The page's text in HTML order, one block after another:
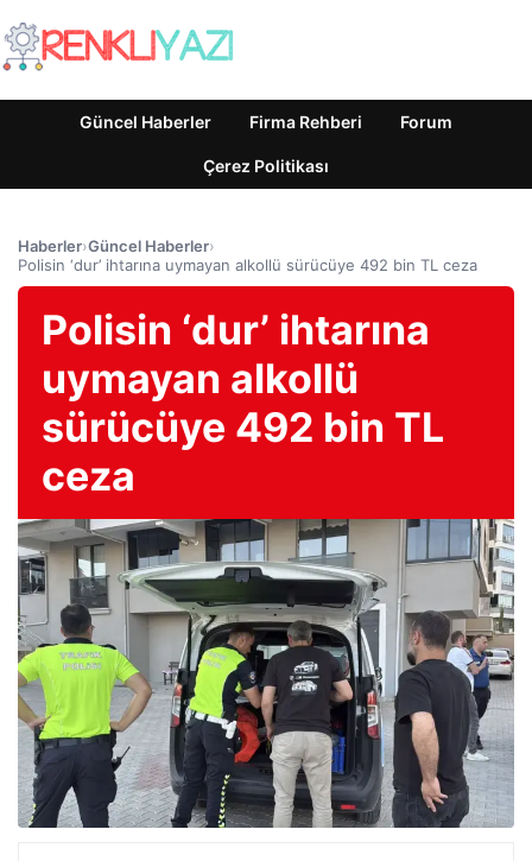
Güncel Haberler Firma Rehberi Forum
Çerez Politikası
Haberler›Güncel Haberler›
Polisin ‘dur’ ihtarına uymayan alkollü sürücüye 492 bin TL ceza
Polisin ‘dur’ ihtarına
uymayan alkollü
sürücüye 492 bin TL
ceza